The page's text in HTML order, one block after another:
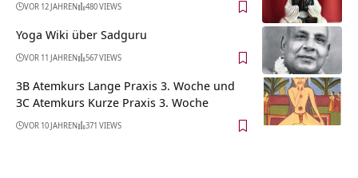
VOR 12 JAHREN 480 VIEWS
Yoga Wiki über Sadguru
VOR 11 JAHREN 567 VIEWS
3B Atemkurs Lange Praxis 3. Woche und
3C Atemkurs Kurze Praxis 3. Woche
VOR 10 JAHREN 371 VIEWS